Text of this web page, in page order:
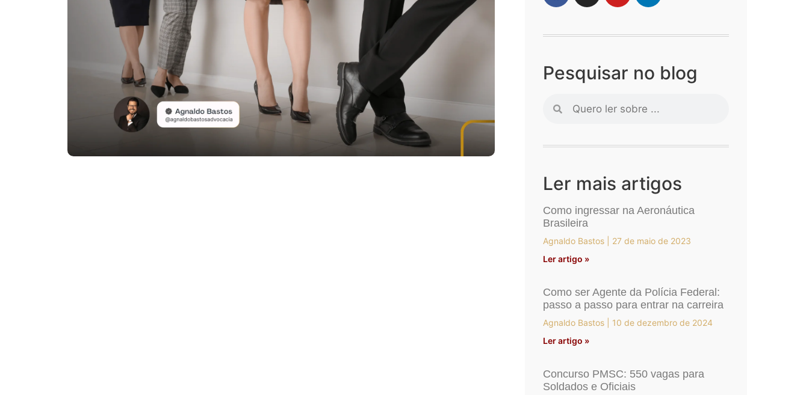
Pesquisar no blog
Ler mais artigos
Como ingressar na Aeronáutica
Brasileira
Agnaldo Bastos
27 de maio de 2023
Ler artigo »
Como ser Agente da Polícia Federal:
passo a passo para entrar na carreira
Agnaldo Bastos
10 de dezembro de 2024
Ler artigo »
Concurso PMSC: 550 vagas para
Soldados e Oficiais